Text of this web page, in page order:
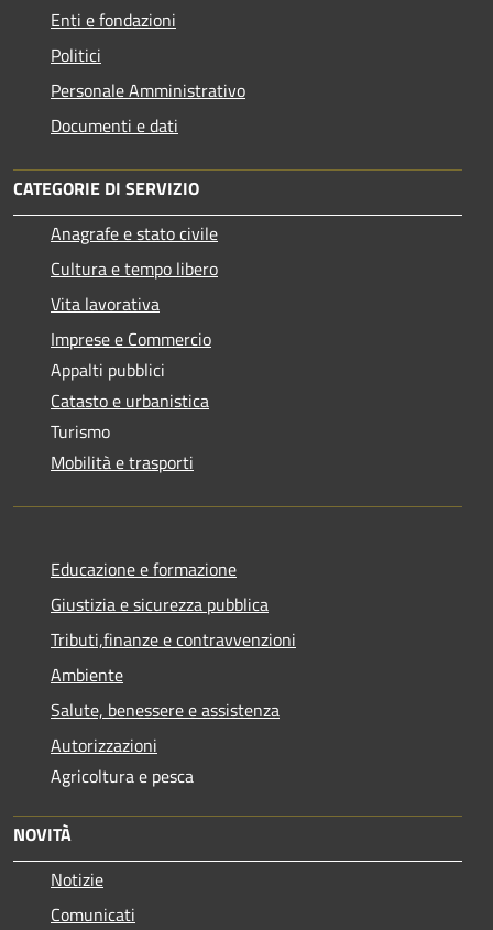
Enti e fondazioni
Politici
Personale Amministrativo
Documenti e dati
CATEGORIE DI SERVIZIO
Anagrafe e stato civile
Cultura e tempo libero
Vita lavorativa
Imprese e Commercio
Appalti pubblici
Catasto e urbanistica
Turismo
Mobilità e trasporti
Educazione e formazione
Giustizia e sicurezza pubblica
Tributi,finanze e contravvenzioni
Ambiente
Salute, benessere e assistenza
Autorizzazioni
Agricoltura e pesca
NOVITÀ
Notizie
Comunicati